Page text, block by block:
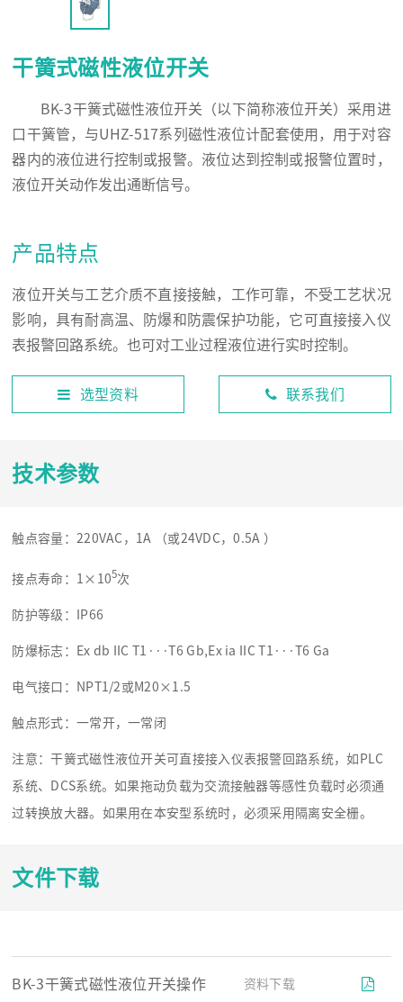
干簧式磁性液位开关
BK-3干簧式磁性液位开关（以下简称液位开关）采用进
口干簧管，与UHZ-517系列磁性液位计配套使用，用于对容
器内的液位进行控制或报警。液位达到控制或报警位置时，
液位开关动作发出通断信号。
产品特点
液位开关与工艺介质不直接接触，工作可靠，不受工艺状况
影响，具有耐高温、防爆和防震保护功能，它可直接接入仪
表报警回路系统。也可对工业过程液位进行实时控制。
选型资料 联系我们
技术参数
触点容量：220VAC，1A （或24VDC，0.5A ）
接点寿命：1×105次
防护等级：IP66
防爆标志：Ex db IIC T1···T6 Gb,Ex ia IIC T1···T6 Ga
电气接口：NPT1/2或M20×1.5
触点形式：一常开，一常闭
注意：干簧式磁性液位开关可直接接入仪表报警回路系统，如PLC
系统、DCS系统。如果拖动负载为交流接触器等感性负载时必须通
过转换放大器。如果用在本安型系统时，必须采用隔离安全栅。
文件下载
BK-3干簧式磁性液位开关操作
资料下载